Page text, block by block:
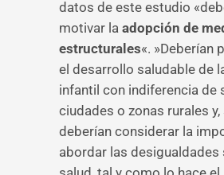
datos de este estudio
motivar la adopción de
estructurales«. »Deberían
el desarrollo saludable de
infantil con indiferencia de
ciudades o zonas rurales
deberían considerar la
abordar las desigualdades